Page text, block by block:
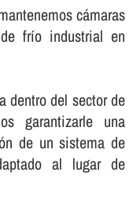
cámaras
frí­o industrial en
dentro del sector de
garantizarle una
de un sistema de
al lugar de